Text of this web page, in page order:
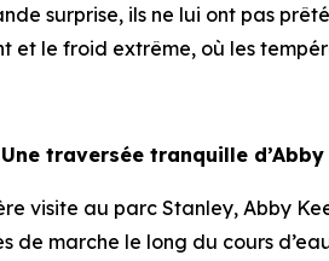
surprise, ils ne lui ont pas
et le froid extrême, où les
Une traversée tranquille
visite au parc Stanley, Abby
de marche le long du cours